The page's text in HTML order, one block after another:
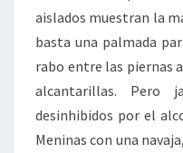
aislados muestran la
basta una palmada
rabo entre las piernas
alcantarillas. Pero
desinhibidos por el
Meninas con una